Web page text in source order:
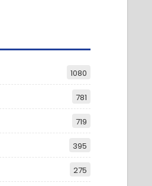
1080
781
719
395
275